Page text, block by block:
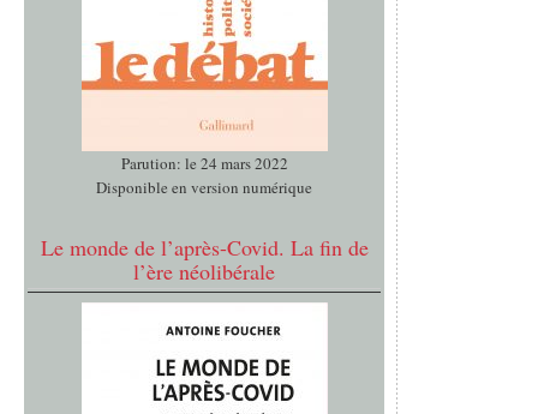
Parution: le 24 mars 2022
Disponible en version numérique
Le monde de l’après-Covid. La fin de
l’ère néolibérale